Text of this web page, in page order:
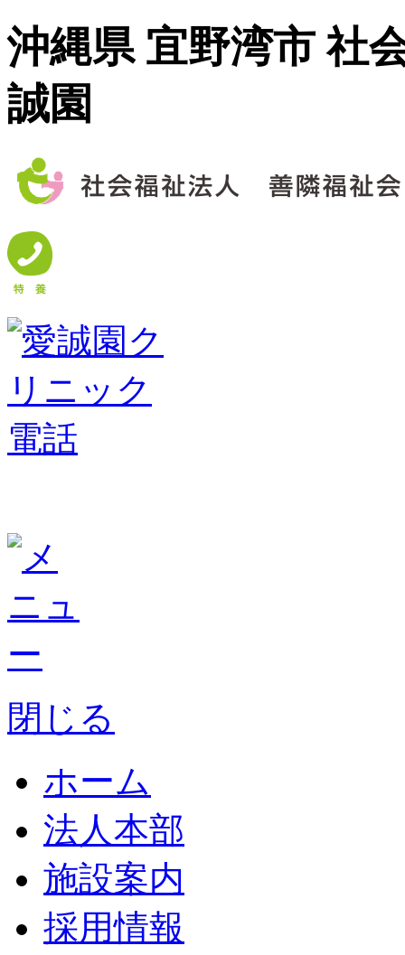
沖縄県 宜野湾市 社
誠園
閉じる
ホーム
法人本部
施設案内
採用情報